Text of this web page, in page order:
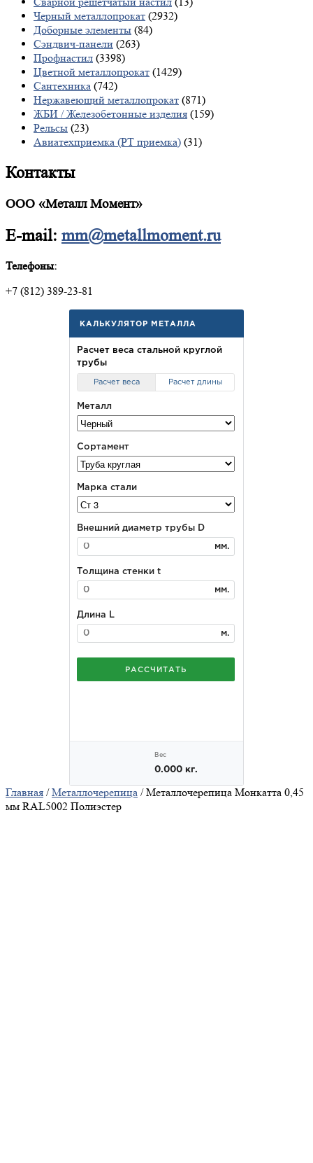
Черный металлопрокат (2932)
Доборные элементы (84)
Сэндвич-панели (263)
Профнастил (3398)
Цветной металлопрокат (1429)
Сантехника (742)
Нержавеющий металлопрокат (871)
ЖБИ / Железобетонные изделия (159)
Рельсы (23)
Авиатехприемка (РТ приемка) (31)
Контакты
ООО «Металл Момент»
E-mail: mm@metallmoment.ru
Телефоны:
+7 (812) 389-23-81
Главная /Металлочерепица / Металлочерепица Монкатта 0,45
мм RAL5002 Полиэстер